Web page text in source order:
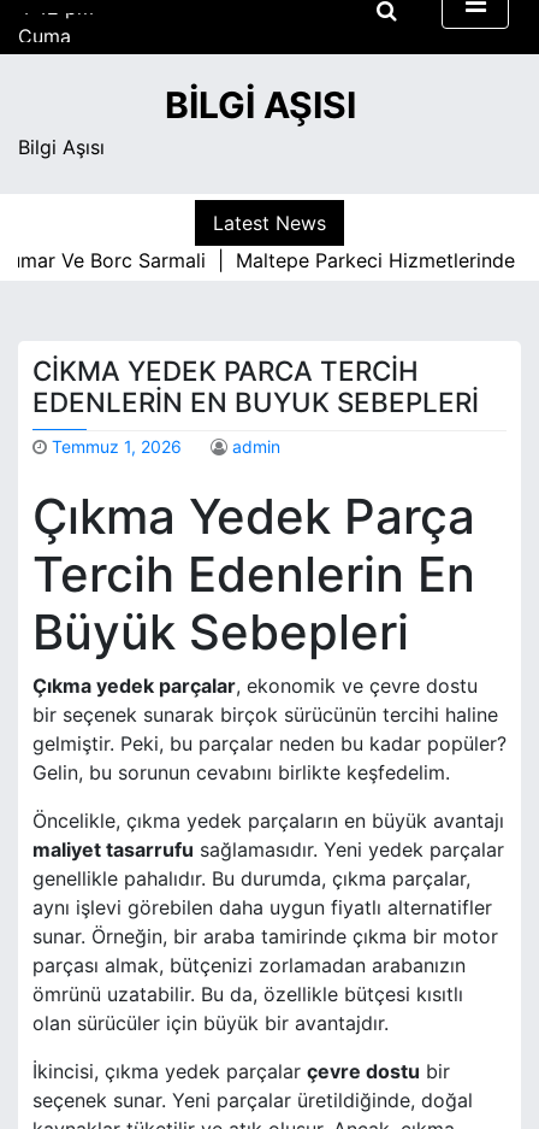
Cuma
Ağustos 7, 2026
BILGI AŞISI
Bilgi Aşısı
Latest News
Ve Borc Sarmali |
Maltepe Parkeci Hizmetlerinde
CIKMA YEDEK PARCA TERCIH
EDENLERIN EN BUYUK SEBEPLERI
Temmuz 1, 2026 admin
Çıkma Yedek Parça
Tercih Edenlerin En
Büyük Sebepleri
Çıkma yedek parçalar, ekonomik ve çevre dostu
bir seçenek sunarak birçok sürücünün tercihi haline
gelmiştir. Peki, bu parçalar neden bu kadar popüler?
Gelin, bu sorunun cevabını birlikte keşfedelim.
Öncelikle, çıkma yedek parçaların en büyük avantajı
maliyet tasarrufu sağlamasıdır. Yeni yedek parçalar
genellikle pahalıdır. Bu durumda, çıkma parçalar,
aynı işlevi görebilen daha uygun fiyatlı alternatifler
sunar. Örneğin, bir araba tamirinde çıkma bir motor
parçası almak, bütçenizi zorlamadan arabanızın
ömrünü uzatabilir. Bu da, özellikle bütçesi kısıtlı
olan sürücüler için büyük bir avantajdır.
İkincisi, çıkma yedek parçalar çevre dostu bir
seçenek sunar. Yeni parçalar üretildiğinde, doğal